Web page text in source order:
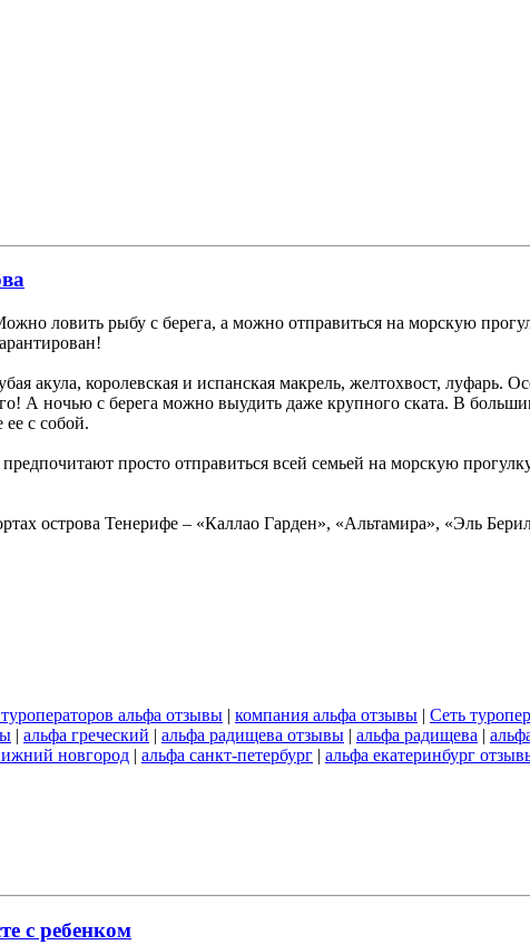
ловить рыбу с берега, а можно отправиться на морскую
акула, королевская и испанская макрель, желтохвост, луфарь.
А ночью с берега можно выудить даже крупного ската. В
с собой.
просто отправиться всей семьей на морскую
острова Тенерифе – «Каллао Гарден», «Альтамира», «Эль
туроператоров альфа отзывы | компания альфа отзывы | Сеть
| альфа греческий | альфа радищева отзывы | альфа радищева |
новгород | альфа санкт-петербург | альфа екатеринбург
с ребенком